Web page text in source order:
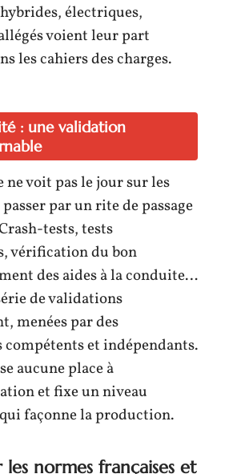
hybrides, électriques,
voient leur part
les cahiers des charges.
: une validation
ne voit pas le jour sur les
par un rite de passage
tests, tests
vérification du bon
des aides à la conduite…
de validations
menées par des
compétents et indépendants.
aucune place à
et fixe un niveau
façonne la production.
normes françaises et